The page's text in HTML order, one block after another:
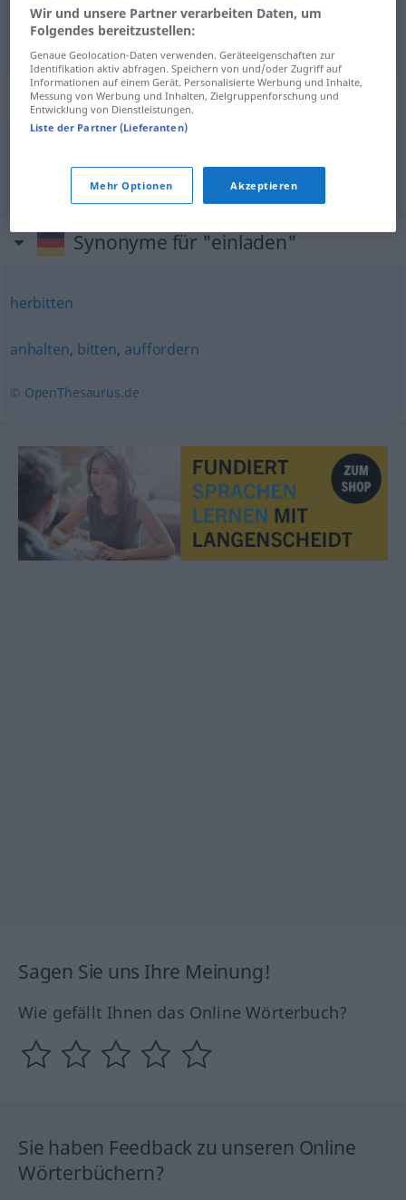
uitnodigen einladenGäste
Beispielsätze für "einladen"
vragen
Synonyme für "einladen"
herbitten
anhalten, bitten, auffordern
© OpenThesaurus.de
Sagen Sie uns Ihre Meinung!
Wie gefällt Ihnen das Online Wörterbuch?
Sie haben Feedback zu unseren Online
Wörterbüchern?
Wir und unsere Partner verarbeiten Daten, um
Folgendes bereitzustellen:
Genaue Geolocation-Daten verwenden. Geräteeigenschaften zur
Identifikation aktiv abfragen. Speichern von und/oder Zugriff auf
Informationen auf einem Gerät. Personalisierte Werbung und Inhalte,
Messung von Werbung und Inhalten, Zielgruppenforschung und
Entwicklung von Dienstleistungen.
Liste der Partner (Lieferanten)
Mehr Optionen Akzeptieren